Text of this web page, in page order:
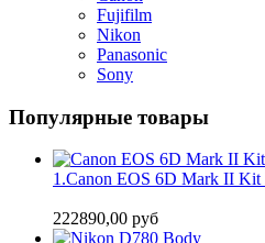
Fujifilm
Nikon
Panasonic
Sony
Популярные товары
1.Canon EOS 6D Mark II Kit
222890,00 руб